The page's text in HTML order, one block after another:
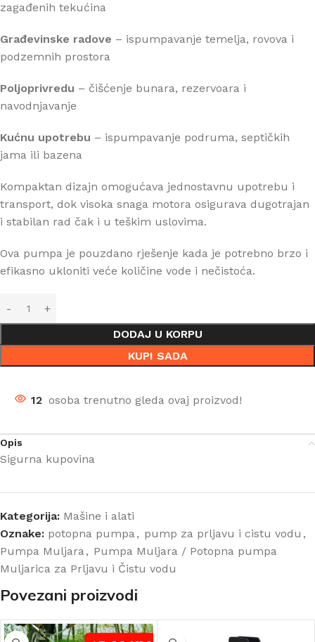
zagađenih tekućina
Građevinske radove – ispumpavanje temelja, rovova i
podzemnih prostora
Poljoprivredu – čišćenje bunara, rezervoara i
navodnjavanje
Kućnu upotrebu – ispumpavanje podruma, septičkih
jama ili bazena
Kompaktan dizajn omogućava jednostavnu upotrebu i
transport, dok visoka snaga motora osigurava dugotrajan
i stabilan rad čak i u teškim uslovima.
Ova pumpa je pouzdano rješenje kada je potrebno brzo i
efikasno ukloniti veće količine vode i nečistoća.
DODAJ U KORPU
KUPI SADA
12 osoba trenutno gleda ovaj proizvod!
Opis
Sigurna kupovina
Kategorija: Mašine i alati
Oznake: potopna pumpa, pump za prljavu i cistu vodu ,
Pumpa Muljara, Pumpa Muljara / Potopna pumpa
Muljarica za Prljavu i Čistu vodu
Povezani proizvodi